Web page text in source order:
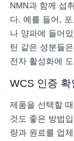
NMN과 함께 섭
다. 예를 들어,
나 양파에 들어
틴 같은 성분들
전자 활성화에
WCS 인증 확
제품을 선택할
것도 좋은 방법
량과 원료를 업